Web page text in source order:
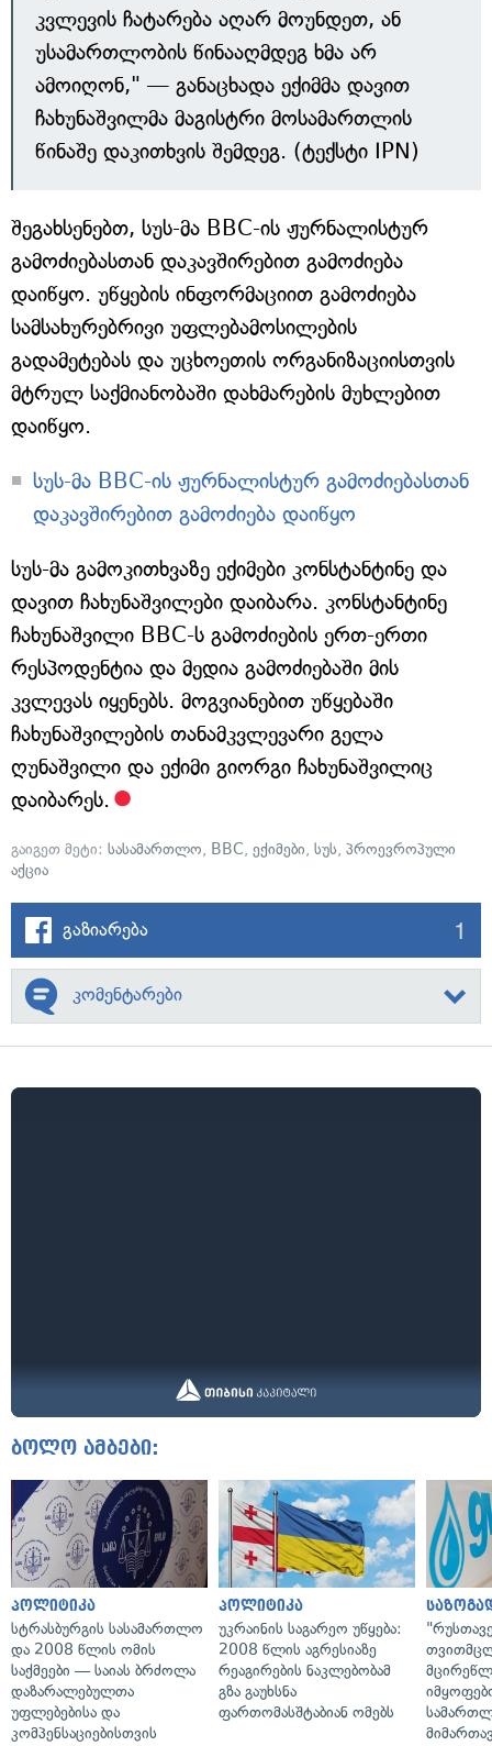
კვლევის ჩატარება აღარ მოუნდეთ, ან
უსამართლობის წინააღმდეგ ხმა არ
ამოიღონ," — განაცხადა ექიმმა დავით
ჩახუნაშვილმა მაგისტრი მოსამართლის
წინაშე დაკითხვის შემდეგ. (ტექსტი IPN)
შეგახსენებთ, სუს-მა BBC-ის ჟურნალისტურ
გამოძიებასთან დაკავშირებით გამოძიება
დაიწყო. უწყების ინფორმაციით გამოძიება
სამსახურებრივი უფლებამოსილების
გადამეტებას და უცხოეთის ორგანიზაციისთვის
მტრულ საქმიანობაში დახმარების მუხლებით
დაიწყო.
სუს-მა BBC-ის ჟურნალისტურ გამოძიებასთან
დაკავშირებით გამოძიება დაიწყო
სუს-მა გამოკითხვაზე ექიმები კონსტანტინე და
დავით ჩახუნაშვილები დაიბარა. კონსტანტინე
ჩახუნაშვილი BBC-ს გამოძიების ერთ-ერთი
რესპოდენტია და მედია გამოძიებაში მის
კვლევას იყენებს. მოგვიანებით უწყებაში
ჩახუნაშვილების თანამკვლევარი გელა
ღუნაშვილი და ექიმი გიორგი ჩახუნაშვილიც
დაიბარეს.
გაიგეთ მეტი: სასამართლო, BBC, ექიმები, სუს, პროევროპული
აქცია
გაზიარება 1
კომენტარები
ბოლო ამბები:
პოლიტიკა
სტრასბურგის სასამართლო
და 2008 წლის ომის
საქმეები — საიას ბრძოლა
დაზარალებულთა
უფლებებისა და
კომპენსაციებისთვის
პოლიტიკა
უკრაინის საგარეო უწყება:
2008 წლის აგრესიაზე
რეაგირების ნაკლებობამ
გზა გაუხსნა
ფართომასშტაბიან ომებს